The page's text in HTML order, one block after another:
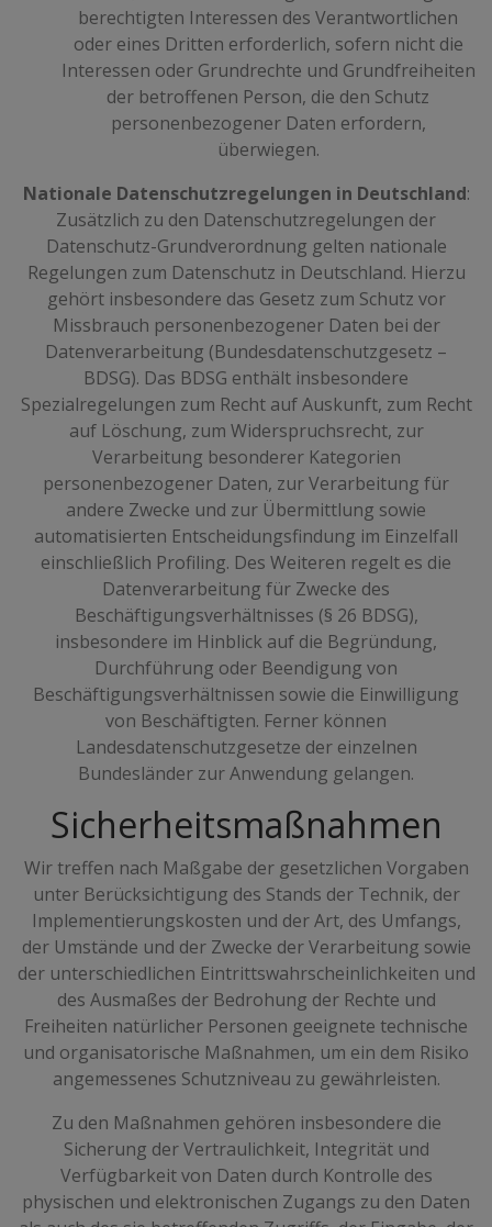
berechtigten Interessen des Verantwortlichen
oder eines Dritten erforderlich, sofern nicht die
Interessen oder Grundrechte und Grundfreiheiten
der betroffenen Person, die den Schutz
personenbezogener Daten erfordern,
überwiegen.
Nationale Datenschutzregelungen in Deutschland:
Zusätzlich zu den Datenschutzregelungen der
Datenschutz-Grundverordnung gelten nationale
Regelungen zum Datenschutz in Deutschland. Hierzu
gehört insbesondere das Gesetz zum Schutz vor
Missbrauch personenbezogener Daten bei der
Datenverarbeitung (Bundesdatenschutzgesetz –
BDSG). Das BDSG enthält insbesondere
Spezialregelungen zum Recht auf Auskunft, zum Recht
auf Löschung, zum Widerspruchsrecht, zur
Verarbeitung besonderer Kategorien
personenbezogener Daten, zur Verarbeitung für
andere Zwecke und zur Übermittlung sowie
automatisierten Entscheidungsfindung im Einzelfall
einschließlich Profiling. Des Weiteren regelt es die
Datenverarbeitung für Zwecke des
Beschäftigungsverhältnisses (§ 26 BDSG),
insbesondere im Hinblick auf die Begründung,
Durchführung oder Beendigung von
Beschäftigungsverhältnissen sowie die Einwilligung
von Beschäftigten. Ferner können
Landesdatenschutzgesetze der einzelnen
Bundesländer zur Anwendung gelangen.
Sicherheitsmaßnahmen
Wir treffen nach Maßgabe der gesetzlichen Vorgaben
unter Berücksichtigung des Stands der Technik, der
Implementierungskosten und der Art, des Umfangs,
der Umstände und der Zwecke der Verarbeitung sowie
der unterschiedlichen Eintrittswahrscheinlichkeiten und
des Ausmaßes der Bedrohung der Rechte und
Freiheiten natürlicher Personen geeignete technische
und organisatorische Maßnahmen, um ein dem Risiko
angemessenes Schutzniveau zu gewährleisten.
Zu den Maßnahmen gehören insbesondere die
Sicherung der Vertraulichkeit, Integrität und
Verfügbarkeit von Daten durch Kontrolle des
physischen und elektronischen Zugangs zu den Daten